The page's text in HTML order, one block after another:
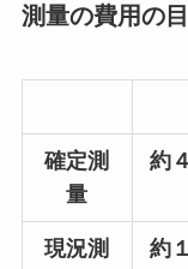
測量の費用の
確定測
量
約
現況測
約